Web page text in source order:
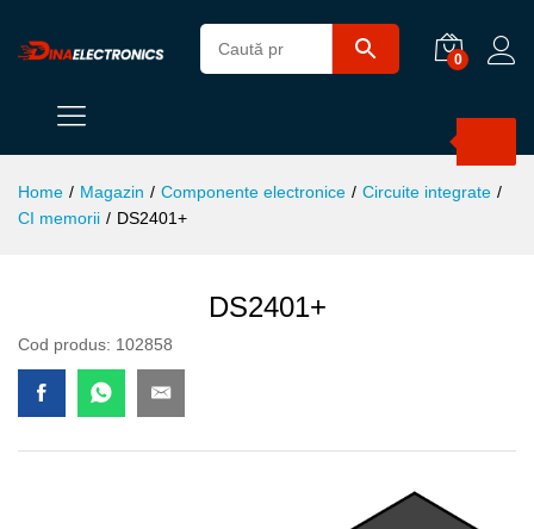
0
Home / Magazin / Componente electronice / Circuite integrate /
CI memorii / DS2401+
DS2401+
Cod produs: 102858